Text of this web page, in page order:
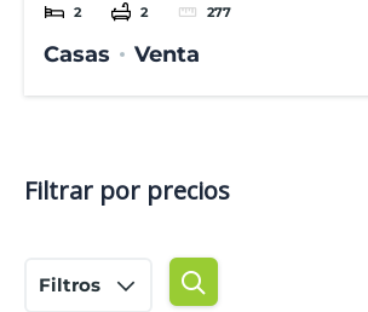
2 2 277
Casas Venta
Filtrar por precios
Filtros